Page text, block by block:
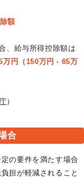
額
、給与所得控除額は
万円（150万円 - 65万
）
合
の要件を満たす場合
担が軽減されること